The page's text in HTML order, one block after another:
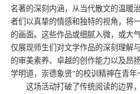
名著的深刻内涵，从当代散文的温暖
者们以真挚的情感和独特的视角，将
的画面。这些作品或细腻入微，或大
仅展现师生们对文学作品的深刻理解
的审美素养、卓越的创作能力以及昂
学明道，崇德象贤”的校训精神在青年
这场活动打破了传统阅读的边界